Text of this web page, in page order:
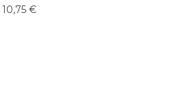
10,75 €